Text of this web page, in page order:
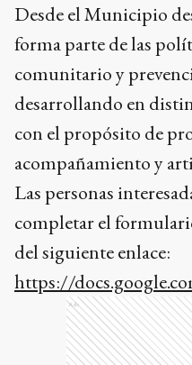
Desde el Municipio
forma parte de las
comunitario y
desarrollando en
con el propósito de
acompañamiento y
Las personas
completar el
del siguiente enlace:
https://
Ads